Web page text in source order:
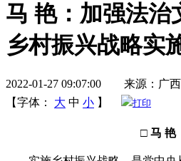
马 艳：加强法治
乡村振兴战略实
2022-01-27 09:07:00 来源：广
【字体：
大 中 小 】 打印
□ 马 艳